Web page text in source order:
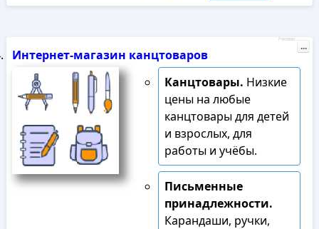
Интернет-магазин канцтоваров
Канцтовары. Низкие
цены на любые
канцтовары для детей
и взрослых, для
работы и учёбы.
Письменные
принадлежности.
Карандаши, ручки,
Реклама
...